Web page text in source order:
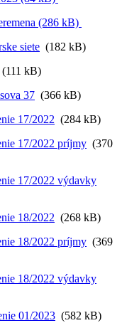
(286 kB)
siete (182 kB)
(111 kB)
37 (366 kB)
17/2022 (284 kB)
17/2022 príjmy (370
17/2022 výdavky
18/2022 (268 kB)
18/2022 príjmy (369
18/2022 výdavky
01/2023 (582 kB)